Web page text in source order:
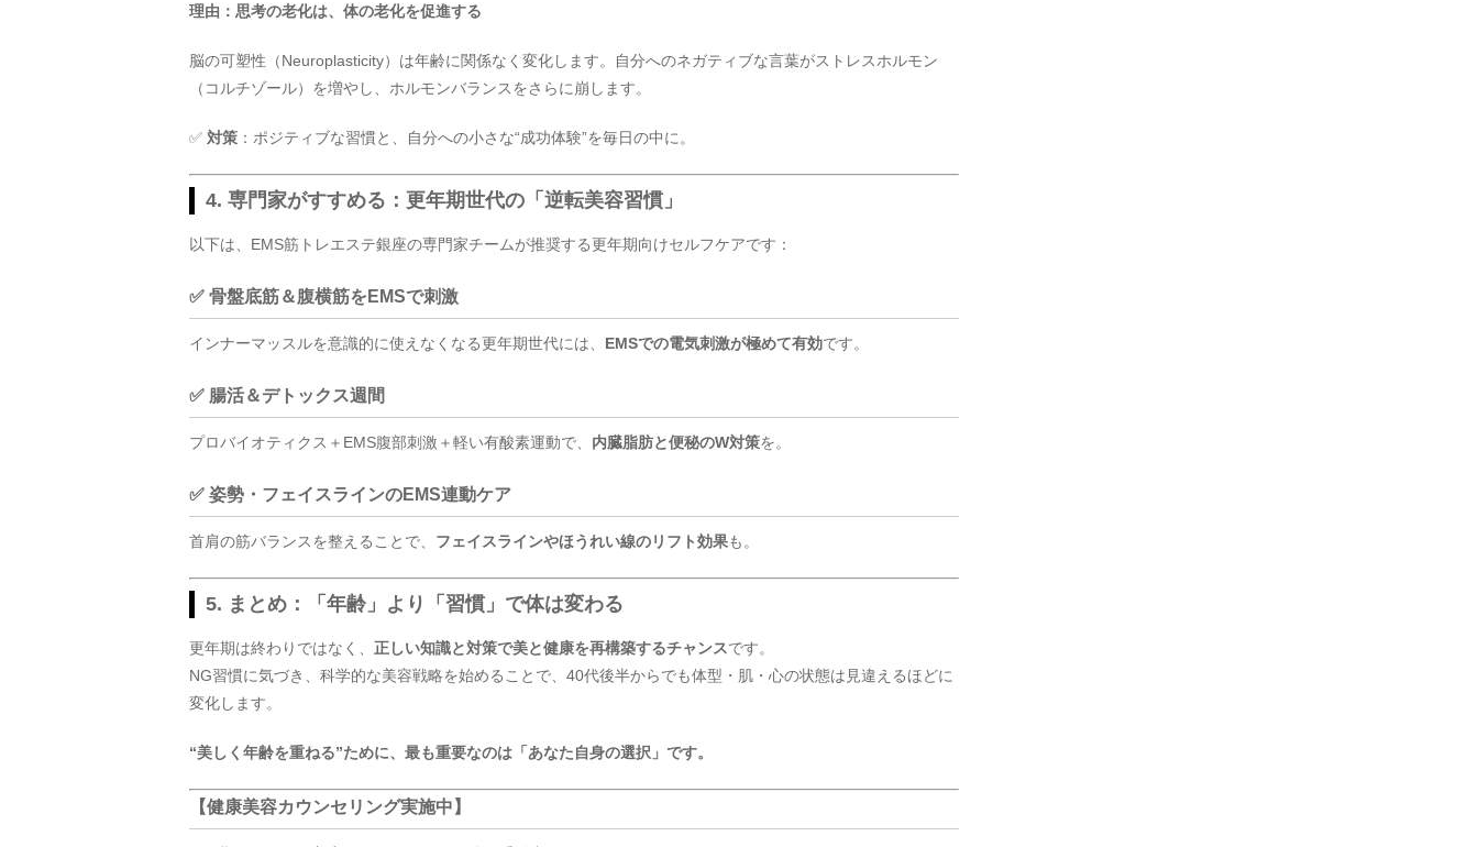
理由：思考の老化は、体の老化を促進する
脳の可塑性（Neuroplasticity）は年齢に関係なく変化します。自分へのネガティブな言葉がストレスホルモン
（コルチゾール）を増やし、ホルモンバランスをさらに崩します。
✅ 対策 ：ポジティブな習慣と、自分への小さな“成功体験”を毎日の中に。
4. 専門家がすすめる：更年期世代の「逆転美容習慣」
以下は、EMS筋トレエステ銀座の専門家チームが推奨する更年期向けセルフケアです：
✅ 骨盤底筋＆腹横筋をEMSで刺激
インナーマッスルを意識的に使えなくなる更年期世代には、 EMSでの電気刺激が極めて有効です。
✅ 腸活＆デトックス週間
プロバイオティクス＋EMS腹部刺激＋軽い有酸素運動で、 内臓脂肪と便秘のW対策を。
✅ 姿勢・フェイスラインのEMS連動ケア
首肩の筋バランスを整えることで、 フェイスラインやほうれい線のリフト効果も。
5. まとめ：「年齢」より「習慣」で体は変わる
更年期は終わりではなく、 正しい知識と対策で美と健康を再構築するチャンスです。
NG習慣に気づき、科学的な美容戦略を始めることで、40代後半からでも体型・肌・心の状態は見違えるほどに
変化します。
“美しく年齢を重ねる”ために、最も重要なのは「あなた自身の選択」です。
【健康美容カウンセリング実施中】